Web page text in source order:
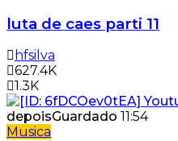
luta de caes parti 11
hfsilva
627.4K
1.3K
depoisGuardado 11:54
Musica